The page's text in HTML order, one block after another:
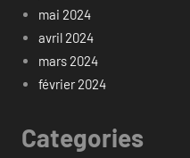
mai 2024
avril 2024
mars 2024
février 2024
Categories